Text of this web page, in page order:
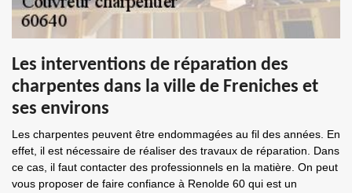
Les interventions de réparation des
charpentes dans la ville de Freniches et
ses environs
Les charpentes peuvent être endommagées au fil des années. En
effet, il est nécessaire de réaliser des travaux de réparation. Dans
ce cas, il faut contacter des professionnels en la matière. On peut
vous proposer de faire confiance à Renolde 60 qui est un